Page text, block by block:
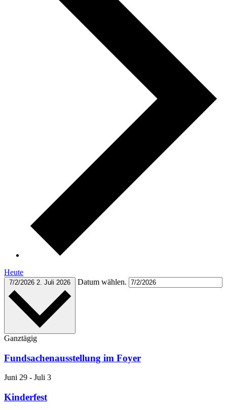
Heute
7/2/2026 2. Juli 2026 Datum wählen.
Ganztägig
Fundsachenausstellung im Foyer
Juni 29 - Juli 3
Kinderfest